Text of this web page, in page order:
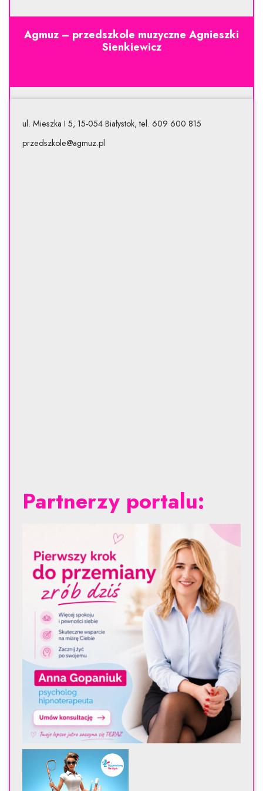
Agmuz – przedszkole muzyczne Agnieszki
Sienkiewicz
ul. Mieszka I 5, 15-054 Białystok, tel. 609 600 815
przedszkole@agmuz.pl
Partnerzy portalu: